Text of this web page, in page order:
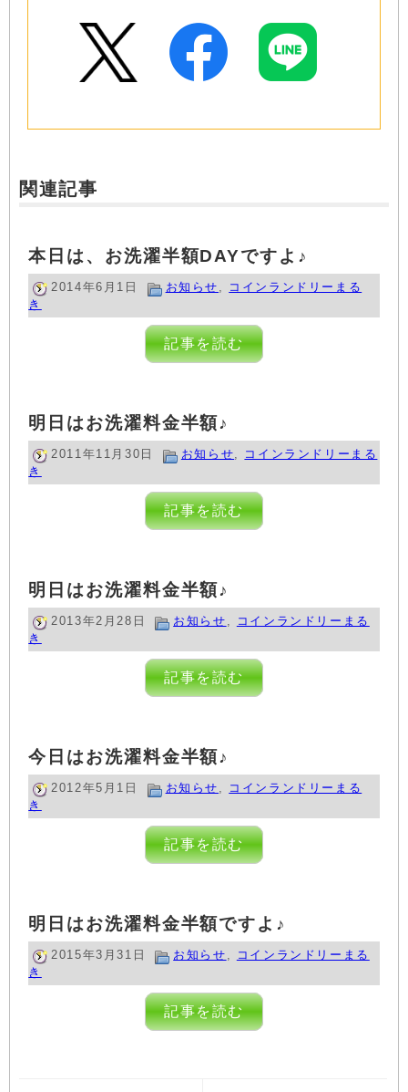
関連記事
本日は、お洗濯半額DAYですよ♪
2014年6月1日 お知らせ
コインランドリーまる
き
記事を読む
明日はお洗濯料金半額♪
2011年11月30日 お知らせ
コインランドリーまる
き
記事を読む
明日はお洗濯料金半額♪
2013年2月28日 お知らせ
コインランドリーまる
き
記事を読む
今日はお洗濯料金半額♪
2012年5月1日 お知らせ
コインランドリーまる
き
記事を読む
明日はお洗濯料金半額ですよ♪
2015年3月31日 お知らせ
コインランドリーまる
き
記事を読む